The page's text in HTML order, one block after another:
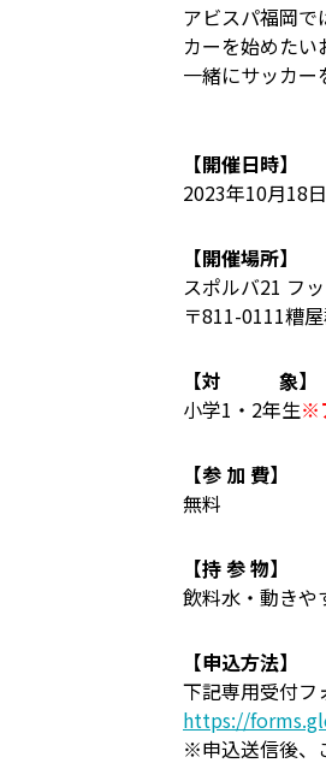
アビスパ福岡
カーを始めた
一緒にサッカー
【開催日時】
2023年10月18
【開催場所】
スポルバ21 フ
〒811-0111糟
【対 象】
小学1・2年生※
【参 加 費】
無料
【持 参 物】
飲料水・動きや
【申込方法】
下記専用受付フ
https://
※申込送信後、